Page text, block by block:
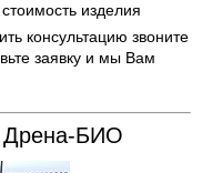
изделия
консультацию звоните
заявку и мы Вам
Дрена-БИО